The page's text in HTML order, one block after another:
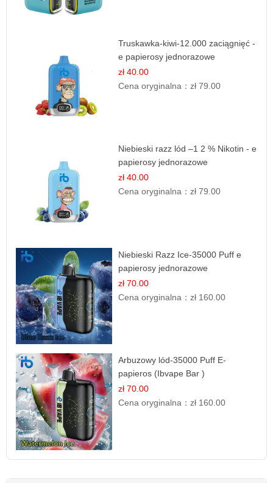
Truskawka-kiwi-12.000 zaciągnięć -
e papierosy jednorazowe
zł 40.00
Cena oryginalna：zł 79.00
Niebieski razz lód –1 2 % Nikotin - e
papierosy jednorazowe
zł 40.00
Cena oryginalna：zł 79.00
Niebieski Razz Ice-35000 Puff e
papierosy jednorazowe
zł 70.00
Cena oryginalna：zł 160.00
Arbuzowy lód-35000 Puff E-
papieros (Ibvape Bar )
zł 70.00
Cena oryginalna：zł 160.00